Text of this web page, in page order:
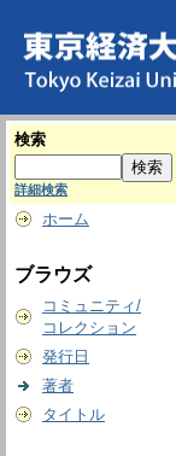
検索
詳細検索
ホーム
ブラウズ
コミュニティ/
コレクション
発行日
著者
タイトル